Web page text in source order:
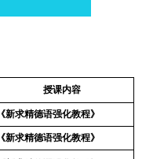
授课内容
《新求精德语强化教程》
《新求精德语强化教程》